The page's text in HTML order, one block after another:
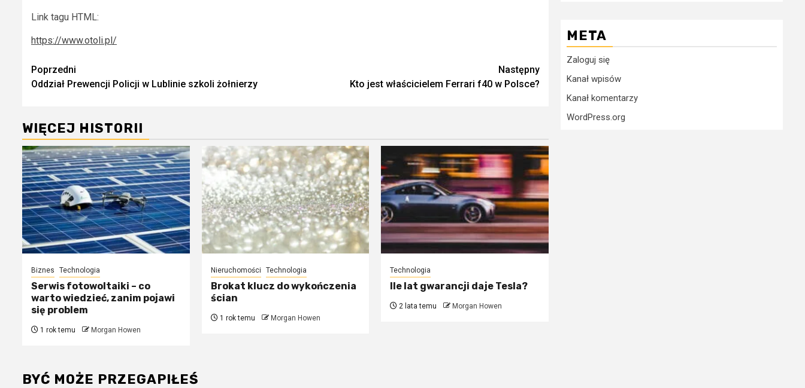
Link tagu HTML:
https://www.otoli.pl/
Zobacz
wpisy
Poprzedni
Oddział Prewencji Policji w Lublinie szkoli żołnierzy
Następny
Kto jest właścicielem Ferrari f40 w Polsce?
WIĘCEJ HISTORII
Biznes Technologia
Serwis fotowoltaiki – co
warto wiedzieć, zanim pojawi
się problem
1 rok temu Morgan Howen
Nieruchomości Technologia
Brokat klucz do wykończenia
ścian
1 rok temu Morgan Howen
Technologia
Ile lat gwarancji daje Tesla?
2 lata temu Morgan Howen
META
Zaloguj się
Kanał wpisów
Kanał komentarzy
WordPress.org
BYĆ MOŻE PRZEGAPIŁEŚ